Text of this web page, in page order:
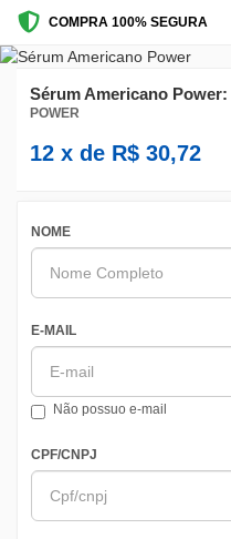
COMPRA 100% SEGURA
Sérum Americano Power:
POWER
12 x de R$ 30,72
NOME
E-MAIL
Não possuo e-mail
CPF/CNPJ